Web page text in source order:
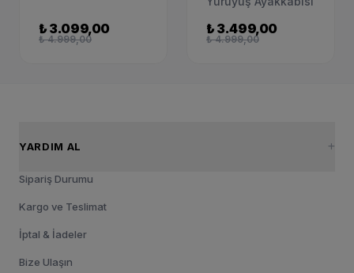
₺ 3.099,00
₺ 4.999,00
Spor Ayakkabı
DH9393-002
₺ 3.499,00
₺ 4.999,00
YARDIM AL
Sipariş Durumu
Kargo ve Teslimat
İptal & İadeler
Bize Ulaşın